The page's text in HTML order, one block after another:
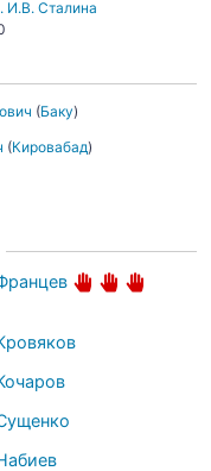
И.В. Сталина
(Баку)
(Кировабад)